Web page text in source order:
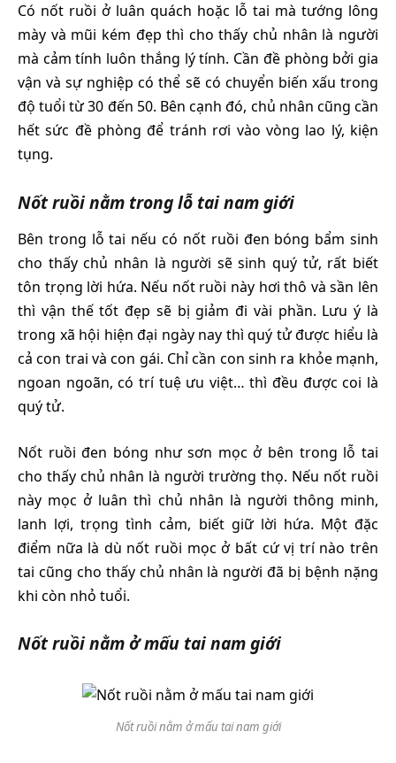
Có nốt ruồi ở luân quách hoặc lỗ tai mà tướng lông
mày và mũi kém đẹp thì cho thấy chủ nhân là người
mà cảm tính luôn thắng lý tính. Cần đề phòng bởi gia
vận và sự nghiệp có thể sẽ có chuyển biến xấu trong
độ tuổi từ 30 đến 50. Bên cạnh đó, chủ nhân cũng cần
hết sức đề phòng để tránh rơi vào vòng lao lý, kiện
tụng.
Nốt ruồi nằm trong lỗ tai nam giới
Bên trong lỗ tai nếu có nốt ruồi đen bóng bẩm sinh
cho thấy chủ nhân là người sẽ sinh quý tử, rất biết
tôn trọng lời hứa. Nếu nốt ruồi này hơi thô và sần lên
thì vận thế tốt đẹp sẽ bị giảm đi vài phần. Lưu ý là
trong xã hội hiện đại ngày nay thì quý tử được hiểu là
cả con trai và con gái. Chỉ cần con sinh ra khỏe mạnh,
ngoan ngoãn, có trí tuệ ưu việt… thì đều được coi là
quý tử.
Nốt ruồi đen bóng như sơn mọc ở bên trong lỗ tai
cho thấy chủ nhân là người trường thọ. Nếu nốt ruồi
này mọc ở luân thì chủ nhân là người thông minh,
lanh lợi, trọng tình cảm, biết giữ lời hứa. Một đặc
điểm nữa là dù nốt ruồi mọc ở bất cứ vị trí nào trên
tai cũng cho thấy chủ nhân là người đã bị bệnh nặng
khi còn nhỏ tuổi.
Nốt ruồi nằm ở mấu tai nam giới
Nốt ruồi nằm ở mấu tai nam giới